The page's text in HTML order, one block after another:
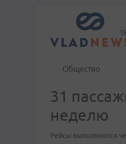
Общество
31
неделю
Рейсы выполняются